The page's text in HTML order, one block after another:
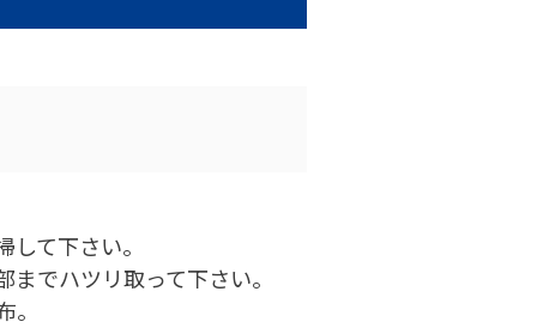
て下さい。
でハツリ取って下さい。